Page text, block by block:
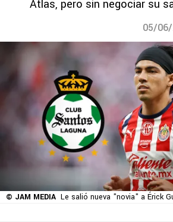
Atlas, pero sin negociar su
05/
© JAM MEDIA Le salió nueva "novia" a Érick